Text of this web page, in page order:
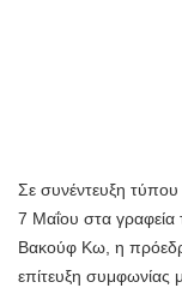
Σε συνέντευξη
7 Μαΐου στα γραφεία
Βακούφ Κω, η
επίτευξη συμφωνίας